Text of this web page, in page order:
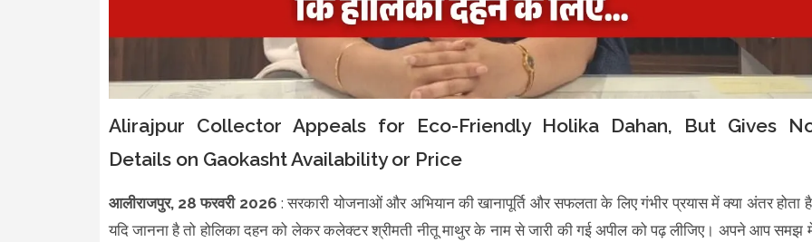
Alirajpur Collector Appeals for Eco-Friendly Holika Dahan, But Gives
Details on Gaokasht Availability or Price
आलीराजपुर, 28 फरवरी 2026 : सरकारी योजनाओं और अभियान की खानापूर्ति और सफलता के लिए गंभीर प्रयास में क्या अंतर होता
यदि जानना है तो होलिका दहन को लेकर कलेक्टर श्रीमती नीतू माथुर के नाम से जारी की गई अपील को पढ़ लीजिए। अपने आप समझ